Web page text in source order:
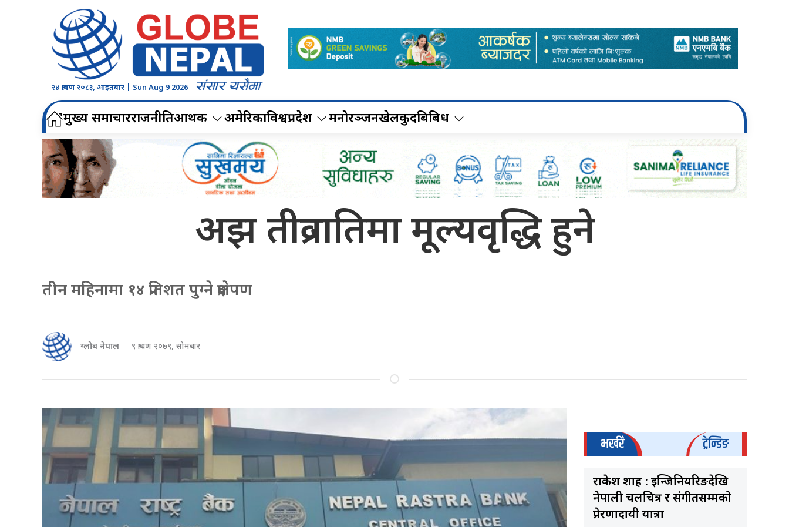
२४ श्रावण २०८३, आइतबार | Sun Aug 9 2026
मुख्य समाचारराजनीतिआर्थिक अमेरिकाविश्वप्रदेश मनोरञ्जनखेलकुदबिबिध
अझ तीव्र गतिमा मूल्यवृद्धि हुने
तीन महिनामा १४ प्रतिशत पुग्ने प्रक्षेपण
ग्लोब नेपाल ९ श्रावण २०७९, सोमबार
भर्खरै ट्रेन्डिङ
राकेश शाह : इन्जिनियरिङदेखि
नेपाली चलचित्र र संगीतसम्मको
प्रेरणादायी यात्रा